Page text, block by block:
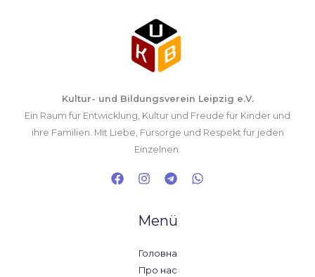
Kultur- und Bildungsverein Leipzig e.V.
Ein Raum für Entwicklung, Kultur und Freude für Kinder und
ihre Familien. Mit Liebe, Fürsorge und Respekt für jeden
Einzelnen.
Menü
Головна
Про нас